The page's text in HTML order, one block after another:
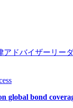
アドバイザーリー
global bond